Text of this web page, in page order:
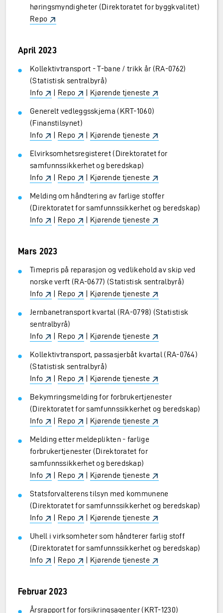
høringsmyndigheter (Direktoratet for byggkvalitet)
Repo
April 2023
Kollektivtransport - T-bane / trikk år (RA-0762)
(Statistisk sentralbyrå)
Info
| Repo | Kjørende tjeneste
Generelt vedleggsskjema (KRT-1060)
(Finanstilsynet)
Info
| Repo | Kjørende tjeneste
Elvirksomhetsregisteret (Direktoratet for
samfunnssikkerhet og beredskap)
Info
| Repo | Kjørende tjeneste
Melding om håndtering av farlige stoffer
(Direktoratet for samfunnssikkerhet og beredskap)
Info
| Repo | Kjørende tjeneste
Mars 2023
Timepris på reparasjon og vedlikehold av skip ved
norske verft (RA-0677) (Statistisk sentralbyrå)
Info
| Repo | Kjørende tjeneste
Jernbanetransport kvartal (RA-0798) (Statistisk
sentralbyrå)
Info
| Repo | Kjørende tjeneste
Kollektivtransport, passasjerbåt kvartal (RA-0764)
(Statistisk sentralbyrå)
Info
| Repo | Kjørende tjeneste
Bekymringsmelding for forbrukertjenester
(Direktoratet for samfunnssikkerhet og beredskap)
Info
| Repo | Kjørende tjeneste
Melding etter meldeplikten - farlige
forbrukertjenester (Direktoratet for
samfunnssikkerhet og beredskap)
Info
| Repo | Kjørende tjeneste
Statsforvalterens tilsyn med kommunene
(Direktoratet for samfunnssikkerhet og beredskap)
Info
| Repo | Kjørende tjeneste
Uhell i virksomheter som håndterer farlig stoff
(Direktoratet for samfunnssikkerhet og beredskap)
Info
| Repo | Kjørende tjeneste
Februar 2023
Årsrapport for forsikringsagenter (KRT-1230)